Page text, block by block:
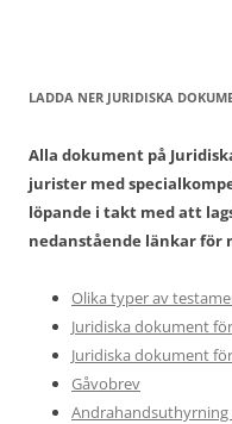
LADDA NER JURIDISKA
Alla dokument på
jurister med
löpande i takt med att
nedanstående länkar för
Olika typer av
Juridiska dokument
Juridiska dokument
Gåvobrev
Andrahandsuthyrning